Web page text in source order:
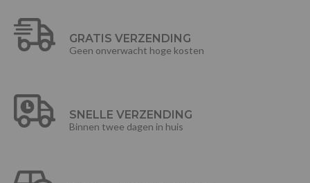
GRATIS VERZENDING
Geen onverwacht hoge kosten
SNELLE VERZENDING
Binnen twee dagen in huis